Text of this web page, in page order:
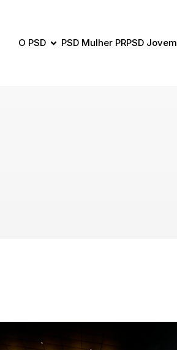
O PSD PSD Mulher PRPSD Jovem